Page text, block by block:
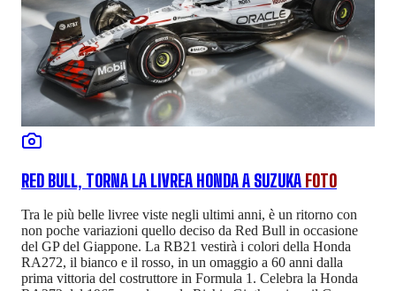
RED BULL, TORNA LA LIVREA HONDA A SUZUKA FOTO
Tra le più belle livree viste negli ultimi anni, è un ritorno con
non poche variazioni quello deciso da Red Bull in occasione
del GP del Giappone. La RB21 vestirà i colori della Honda
RA272, il bianco e il rosso, in un omaggio a 60 anni dalla
prima vittoria del costruttore in Formula 1. Celebra la Honda